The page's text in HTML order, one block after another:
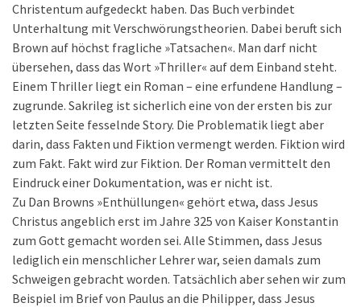
Christentum aufgedeckt haben. Das Buch verbindet
Unterhaltung mit Verschwörungstheorien. Dabei beruft sich
Brown auf höchst fragliche »Tatsachen«. Man darf nicht
übersehen, dass das Wort »Thriller« auf dem Einband steht.
Einem Thriller liegt ein Roman – eine erfundene Handlung –
zugrunde. Sakrileg ist sicherlich eine von der ersten bis zur
letzten Seite fesselnde Story. Die Problematik liegt aber
darin, dass Fakten und Fiktion vermengt werden. Fiktion wird
zum Fakt. Fakt wird zur Fiktion. Der Roman vermittelt den
Eindruck einer Dokumentation, was er nicht ist.
Zu Dan Browns »Enthüllungen« gehört etwa, dass Jesus
Christus angeblich erst im Jahre 325 von Kaiser Konstantin
zum Gott gemacht worden sei. Alle Stimmen, dass Jesus
lediglich ein menschlicher Lehrer war, seien damals zum
Schweigen gebracht worden. Tatsächlich aber sehen wir zum
Beispiel im Brief von Paulus an die Philipper, dass Jesus